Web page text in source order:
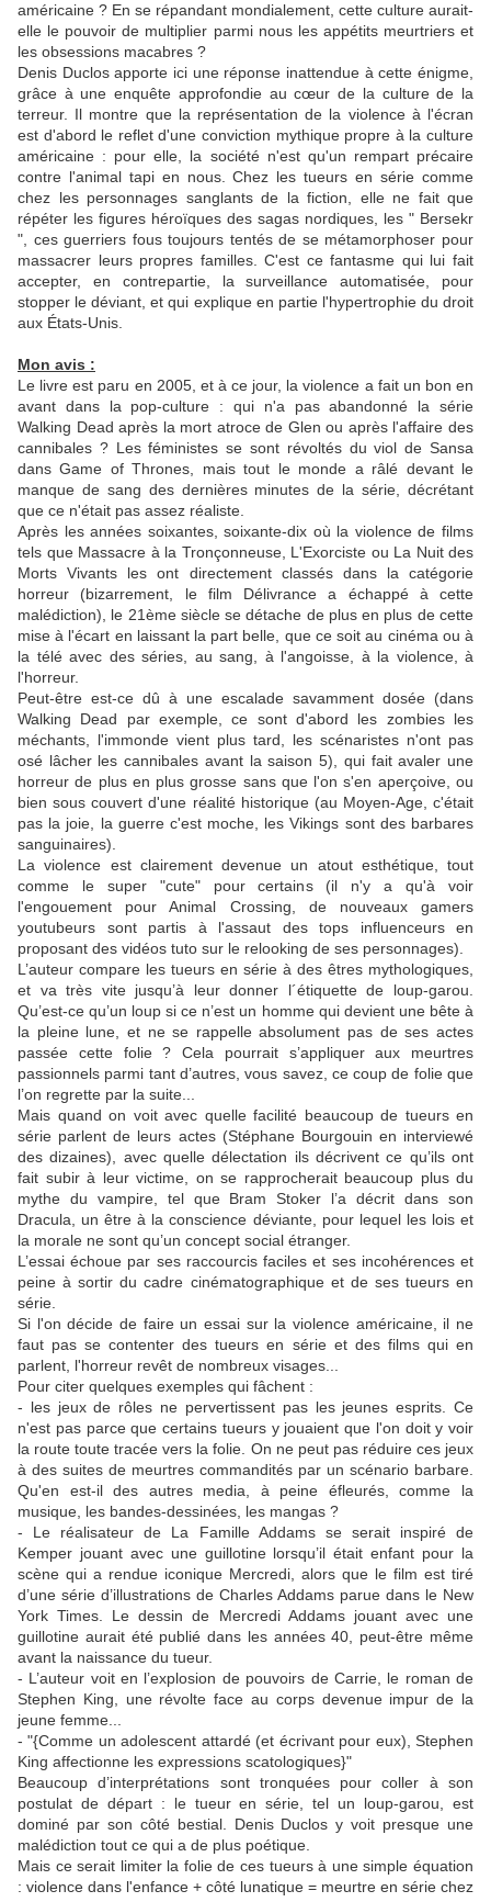
américaine ? En se répandant mondialement, cette culture aurait-
elle le pouvoir de multiplier parmi nous les appétits meurtriers et
les obsessions macabres ?
Denis Duclos apporte ici une réponse inattendue à cette énigme,
grâce à une enquête approfondie au cœur de la culture de la
terreur. Il montre que la représentation de la violence à l'écran
est d'abord le reflet d'une conviction mythique propre à la culture
américaine : pour elle, la société n'est qu'un rempart précaire
contre l'animal tapi en nous. Chez les tueurs en série comme
chez les personnages sanglants de la fiction, elle ne fait que
répéter les figures héroïques des sagas nordiques, les " Bersekr
", ces guerriers fous toujours tentés de se métamorphoser pour
massacrer leurs propres familles. C'est ce fantasme qui lui fait
accepter, en contrepartie, la surveillance automatisée, pour
stopper le déviant, et qui explique en partie l'hypertrophie du droit
aux États-Unis.
Mon avis :
Le livre est paru en 2005, et à ce jour, la violence a fait un bon en
avant dans la pop-culture : qui n'a pas abandonné la série
Walking Dead après la mort atroce de Glen ou après l'affaire des
cannibales ? Les féministes se sont révoltés du viol de Sansa
dans Game of Thrones, mais tout le monde a râlé devant le
manque de sang des dernières minutes de la série, décrétant
que ce n'était pas assez réaliste.
Après les années soixantes, soixante-dix où la violence de films
tels que Massacre à la Tronçonneuse, L'Exorciste ou La Nuit des
Morts Vivants les ont directement classés dans la catégorie
horreur (bizarrement, le film Délivrance a échappé à cette
malédiction), le 21ème siècle se détache de plus en plus de cette
mise à l'écart en laissant la part belle, que ce soit au cinéma ou à
la télé avec des séries, au sang, à l'angoisse, à la violence, à
l'horreur.
Peut-être est-ce dû à une escalade savamment dosée (dans
Walking Dead par exemple, ce sont d'abord les zombies les
méchants, l'immonde vient plus tard, les scénaristes n'ont pas
osé lâcher les cannibales avant la saison 5), qui fait avaler une
horreur de plus en plus grosse sans que l'on s'en aperçoive, ou
bien sous couvert d'une réalité historique (au Moyen-Age, c'était
pas la joie, la guerre c'est moche, les Vikings sont des barbares
sanguinaires).
La violence est clairement devenue un atout esthétique, tout
comme le super "cute" pour certains (il n'y a qu'à voir
l'engouement pour Animal Crossing, de nouveaux gamers
youtubeurs sont partis à l'assaut des tops influenceurs en
proposant des vidéos tuto sur le relooking de ses personnages).
L’auteur compare les tueurs en série à des êtres mythologiques,
et va très vite jusqu’à leur donner l´étiquette de loup-garou.
Qu’est-ce qu’un loup si ce n’est un homme qui devient une bête à
la pleine lune, et ne se rappelle absolument pas de ses actes
passée cette folie ? Cela pourrait s’appliquer aux meurtres
passionnels parmi tant d’autres, vous savez, ce coup de folie que
l’on regrette par la suite...
Mais quand on voit avec quelle facilité beaucoup de tueurs en
série parlent de leurs actes (Stéphane Bourgouin en interviewé
des dizaines), avec quelle délectation ils décrivent ce qu’ils ont
fait subir à leur victime, on se rapprocherait beaucoup plus du
mythe du vampire, tel que Bram Stoker l’a décrit dans son
Dracula, un être à la conscience déviante, pour lequel les lois et
la morale ne sont qu’un concept social étranger.
L’essai échoue par ses raccourcis faciles et ses incohérences et
peine à sortir du cadre cinématographique et de ses tueurs en
série.
Si l'on décide de faire un essai sur la violence américaine, il ne
faut pas se contenter des tueurs en série et des films qui en
parlent, l'horreur revêt de nombreux visages...
Pour citer quelques exemples qui fâchent :
- les jeux de rôles ne pervertissent pas les jeunes esprits. Ce
n'est pas parce que certains tueurs y jouaient que l'on doit y voir
la route toute tracée vers la folie. On ne peut pas réduire ces jeux
à des suites de meurtres commandités par un scénario barbare.
Qu'en est-il des autres media, à peine éfleurés, comme la
musique, les bandes-dessinées, les mangas ?
- Le réalisateur de La Famille Addams se serait inspiré de
Kemper jouant avec une guillotine lorsqu’il était enfant pour la
scène qui a rendue iconique Mercredi, alors que le film est tiré
d’une série d’illustrations de Charles Addams parue dans le New
York Times. Le dessin de Mercredi Addams jouant avec une
guillotine aurait été publié dans les années 40, peut-être même
avant la naissance du tueur.
- L’auteur voit en l’explosion de pouvoirs de Carrie, le roman de
Stephen King, une révolte face au corps devenue impur de la
jeune femme...
- "{Comme un adolescent attardé (et écrivant pour eux), Stephen
King affectionne les expressions scatologiques}"
Beaucoup d’interprétations sont tronquées pour coller à son
postulat de départ : le tueur en série, tel un loup-garou, est
dominé par son côté bestial. Denis Duclos y voit presque une
malédiction tout ce qui a de plus poétique.
Mais ce serait limiter la folie de ces tueurs à une simple équation
: violence dans l'enfance + côté lunatique = meurtre en série chez